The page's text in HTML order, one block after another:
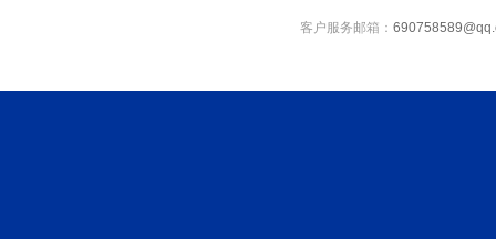
客户服务邮箱：